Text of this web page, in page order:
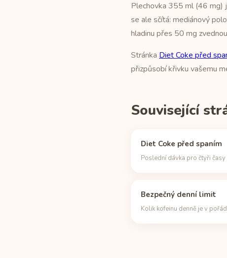
Plechovka 355 ml (46 mg)
se ale sčítá: mediánový
hladinu přes 50 mg
Stránka Diet Coke před
přizpůsobí křivku vašemu
Související
Diet Coke před spaním
Poslední dávka pro čtyři časy
Bezpečný denní limit
Kolik kofeinu denně je v